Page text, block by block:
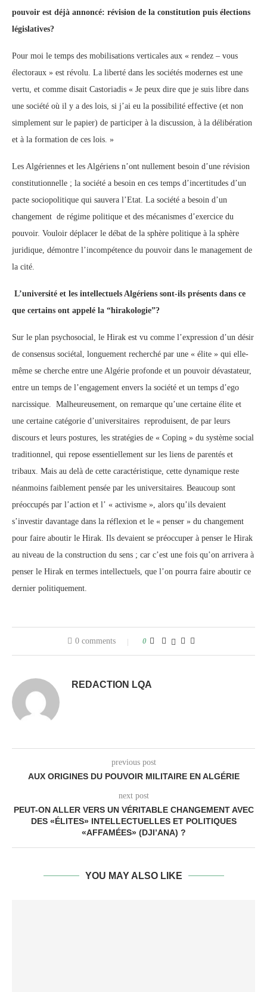
pouvoir est déjà annoncé: révision de la constitution puis élections
législatives?
Pour moi le temps des mobilisations verticales aux « rendez – vous
électoraux » est révolu. La liberté dans les sociétés modernes est une
vertu, et comme disait Castoriadis « Je peux dire que je suis libre dans
une société où il y a des lois, si j’ai eu la possibilité effective (et non
simplement sur le papier) de participer à la discussion, à la délibération
et à la formation de ces lois. »
Les Algériennes et les Algériens n’ont nullement besoin d’une révision
constitutionnelle ; la société a besoin en ces temps d’incertitudes d’un
pacte sociopolitique qui sauvera l’Etat. La société a besoin d’un
changement de régime politique et des mécanismes d’exercice du
pouvoir. Vouloir déplacer le débat de la sphère politique à la sphère
juridique, démontre l’incompétence du pouvoir dans le management de
la cité.
L’université et les intellectuels Algériens sont-ils présents dans ce
que certains ont appelé la “hirakologie”?
Sur le plan psychosocial, le Hirak est vu comme l’expression d’un désir
de consensus sociétal, longuement recherché par une « élite » qui elle-
même se cherche entre une Algérie profonde et un pouvoir dévastateur,
entre un temps de l’engagement envers la société et un temps d’ego
narcissique. Malheureusement, on remarque qu’une certaine élite et
une certaine catégorie d’universitaires reproduisent, de par leurs
discours et leurs postures, les stratégies de « Coping » du système social
traditionnel, qui repose essentiellement sur les liens de parentés et
tribaux. Mais au delà de cette caractéristique, cette dynamique reste
néanmoins faiblement pensée par les universitaires. Beaucoup sont
préoccupés par l’action et l’ « activisme », alors qu’ils devaient
s’investir davantage dans la réflexion et le « penser » du changement
pour faire aboutir le Hirak. Ils devaient se préoccuper à penser le Hirak
au niveau de la construction du sens ; car c’est une fois qu’on arrivera à
penser le Hirak en termes intellectuels, que l’on pourra faire aboutir ce
dernier politiquement.
0 comments 0
REDACTION LQA
previous post
AUX ORIGINES DU POUVOIR MILITAIRE EN ALGÉRIE
next post
PEUT-ON ALLER VERS UN VÉRITABLE CHANGEMENT AVEC
DES «ÉLITES» INTELLECTUELLES ET POLITIQUES
«AFFAMÉES» (DJI’ANA) ?
YOU MAY ALSO LIKE